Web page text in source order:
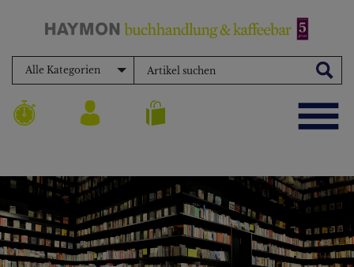
Alle Kategorien